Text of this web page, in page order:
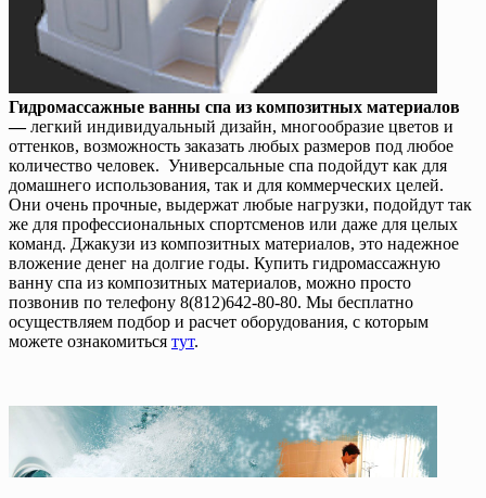
Гидромассажные ванны спа из композитных материалов
—легкий индивидуальный дизайн, многообразие цветов и
оттенков, возможность заказать любых размеров под любое
количество человек. Универсальные спа подойдут как для
домашнего использования, так и для коммерческих целей.
Они очень прочные, выдержат любые нагрузки, подойдут так
же для профессиональных спортсменов или даже для целых
команд. Джакузи из композитных материалов, это надежное
вложение денег на долгие годы. Купить гидромассажную
ванну спа из композитных материалов, можно просто
позвонив по телефону 8(812)642-80-80. Мы бесплатно
осуществляем подбор и расчет оборудования, с которым
можете ознакомиться тут.